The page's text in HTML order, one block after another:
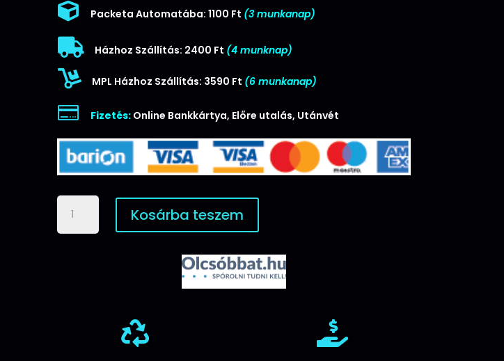
 Packeta Automatába: 1100 Ft (3 munkanap)
 Házhoz Szállítás: 2400 Ft (4 munknap)
 MPL Házhoz Szállítás: 3590 Ft (6 munkanap)
 Fizetés:Online Bankkártya, Előre utalás, Utánvét
Apple
iPhone
12
Kosárba teszem
 